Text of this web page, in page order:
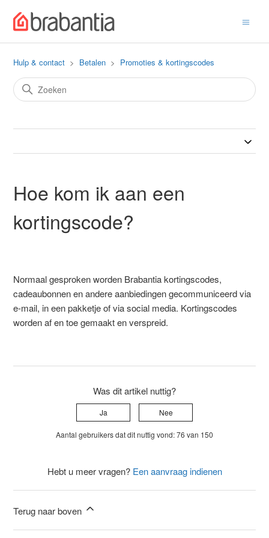
Hulp & contact Betalen Promoties & kortingscodes
Hoe kom ik aan een
kortingscode?
Normaal gesproken worden Brabantia kortingscodes,
cadeaubonnen en andere aanbiedingen gecommuniceerd via
e-mail, in een pakketje of via social media. Kortingscodes
worden af en toe gemaakt en verspreid.
Was dit artikel nuttig?
Ja Nee
Aantal gebruikers dat dit nuttig vond: 76 van 150
Hebt u meer vragen? Een aanvraag indienen
Terug naar boven